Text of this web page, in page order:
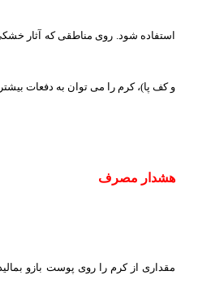
استفاده شود. روی مناطقی که آثار
و کف پا)، کرم را می توان به دفعات
هشدار مصرف
مقداری از کرم را روی پوست بازو